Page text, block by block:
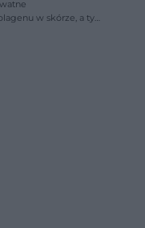
w skórze, a tym